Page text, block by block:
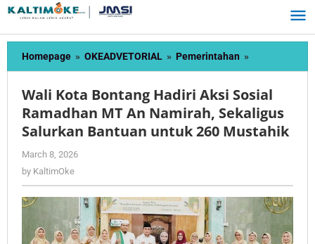
Skip
content
Homepage » OKEADVETORIAL » Pemerintahan »
Kota
Hadiri
Aksi
Sosial
Namirah,
Sekaligus
Salurkan
Bantuan
Wali Kota Bontang Hadiri Aksi Sosial
Ramadhan MT An Namirah, Sekaligus
Salurkan Bantuan untuk 260 Mustahik
March 8, 2026
by KaltimOke